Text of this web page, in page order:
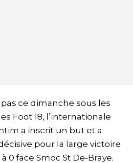
ce dimanche sous les
Foot 18, l’internationale
a inscrit un but et a
pour la large victoire
0 face Smoc St De-Braye.